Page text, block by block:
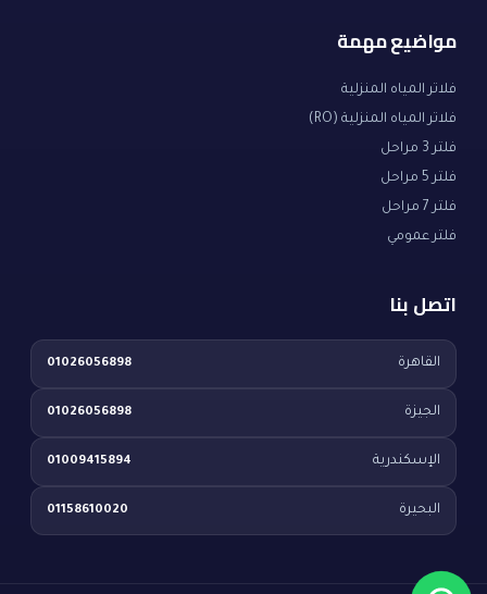
مواضيع مهمة
فلاتر المياه المنزلية
فلاتر المياه المنزلية (RO)
فلتر 3 مراحل
فلتر 5 مراحل
فلتر 7 مراحل
فلتر عمومي
اتصل بنا
القاهرة 01026056898
الجيزة 01026056898
الإسكندرية 01009415894
البحيرة 01158610020